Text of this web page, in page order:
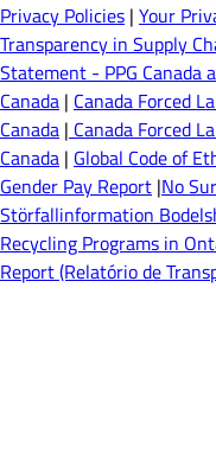
Privacy Policies | Your
Transparency in Supply
Statement - PPG Canada
Canada | Canada Forced
Canada | Canada Forced
Canada | Global Code of
Gender Pay Report |No
Störfallinformation
Recycling Programs in
Report (Relatório de